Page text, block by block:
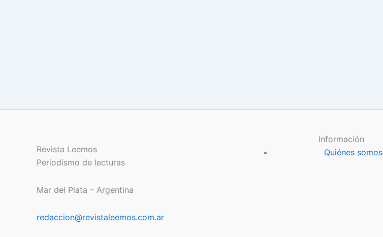
Revista Leemos
Periodismo de lecturas
Mar del Plata – Argentina
redaccion@revistaleemos.com.ar
Información
Quiénes somos